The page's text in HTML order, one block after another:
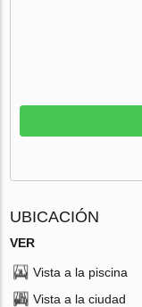
UBICACIÓN
VER
Vista a la piscina
Vista a la ciudad